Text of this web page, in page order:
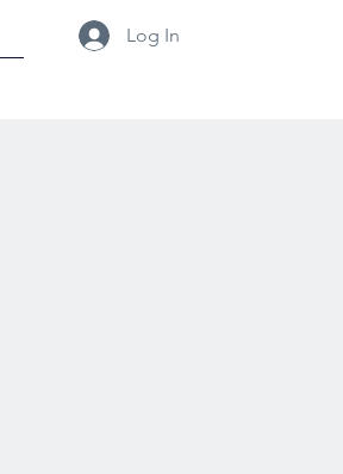
Log In